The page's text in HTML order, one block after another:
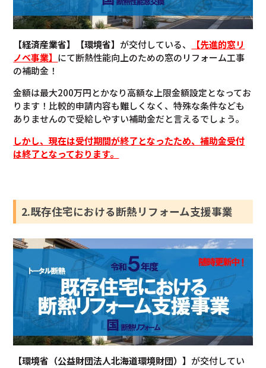
【経済産業省】【環境省】 が交付している、
【先進的窓リ
ノベ事業】 にて断熱性能向上のための窓のリフォーム工事
の補助金！
金額は最大200万円とかなり高額な上限金額設定となってお
ります！比較的申請内容も難しくなく、特殊な条件なども
ありませんので受給しやすい補助金だと言えるでしょう。
しかし、現在は受付期間が終了となったため、補助金受付
は終了となっております。
2.既存住宅における断熱リフォーム支援事業
【環境省（公益財団法人北海道環境財団）】 が交付してい